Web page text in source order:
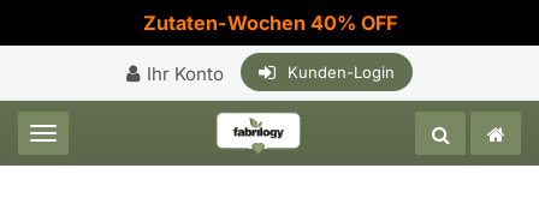
Zutaten-Wochen 40% OFF
Ihr Konto Kunden-Login
Toggle navigation